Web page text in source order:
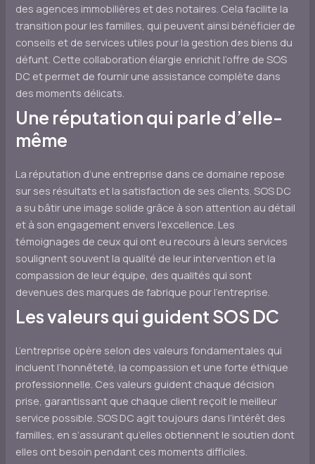
des agences immobilières et des notaires. Cela facilite la
transition pour les familles, qui peuvent ainsi bénéficier de
conseils et de services utiles pour la gestion des biens du
défunt. Cette collaboration élargie enrichit l’offre de SOS
DC et permet de fournir une assistance complète dans
des moments délicats.
Une réputation qui parle d’elle-
même
La réputation d’une entreprise dans ce domaine repose
sur ses résultats et la satisfaction de ses clients. SOS DC
a su bâtir une image solide grâce à son attention au détail
et à son engagement envers l’excellence. Les
témoignages de ceux qui ont eu recours à leurs services
soulignent souvent la qualité de leur intervention et la
compassion de leur équipe, des qualités qui sont
devenues des marques de fabrique pour l’entreprise.
Les valeurs qui guident SOS DC
L’entreprise opère selon des valeurs fondamentales qui
incluent l’honnêteté, la compassion et une forte éthique
professionnelle. Ces valeurs guident chaque décision
prise, garantissant que chaque client reçoit le meilleur
service possible. SOS DC agit toujours dans l’intérêt des
familles, en s’assurant qu’elles obtiennent le soutien dont
elles ont besoin pendant ces moments difficiles.